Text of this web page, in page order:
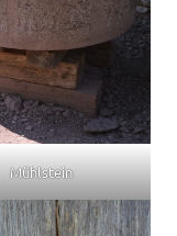
Mühlstein